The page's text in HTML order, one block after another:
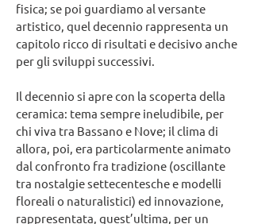
fisica; se poi guardiamo al versante
artistico, quel decennio rappresenta un
capitolo ricco di risultati e decisivo anche
per gli sviluppi successivi.
Il decennio si apre con la scoperta della
ceramica: tema sempre ineludibile, per
chi viva tra Bassano e Nove; il clima di
allora, poi, era particolarmente animato
dal confronto fra tradizione (oscillante
tra nostalgie settecentesche e modelli
floreali o naturalistici) ed innovazione,
rappresentata, quest’ultima, per un